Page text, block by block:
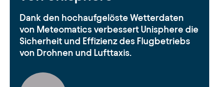
Dank den hochaufgelöste Wetterdaten
von Meteomatics verbessert Unisphere die
Sicherheit und Effizienz des Flugbetriebs
von Drohnen und Lufttaxis.